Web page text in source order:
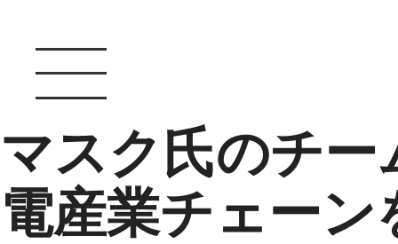
マスク氏のチ
電産業チェーン